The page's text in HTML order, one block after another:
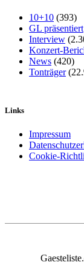
10+10 (393)
GL präsentiert
Interview
Konzert-
News (420)
Tonträger
Links
Impressum
Cookie-